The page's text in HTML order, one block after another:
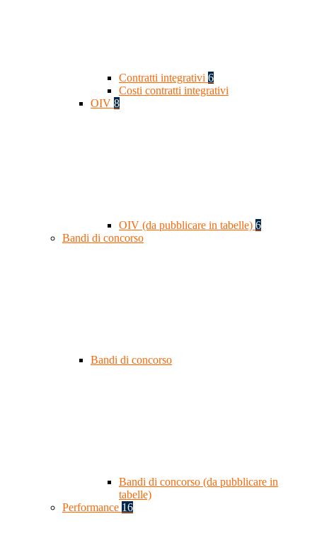
Contratti integrativi 6
Costi contratti integrativi
OIV 8
OIV (da pubblicare in tabelle) 6
Bandi di concorso
Bandi di concorso
Bandi di concorso (da pubblicare in
tabelle)
Performance 16